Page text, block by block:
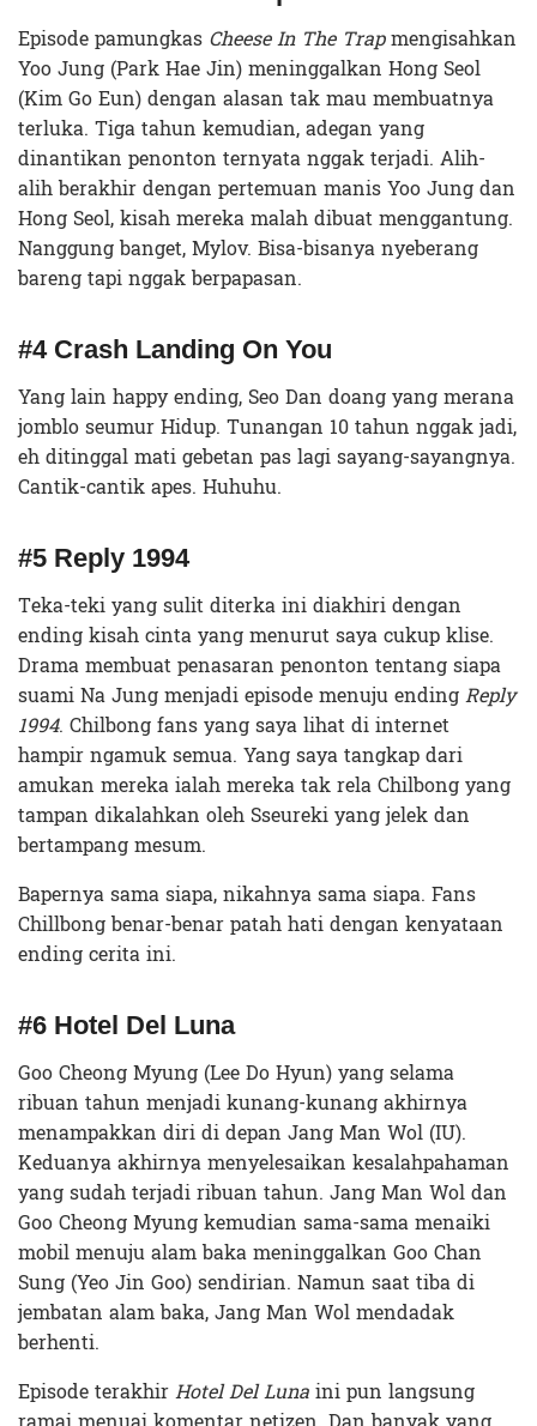
Episode pamungkas Cheese In The Trapmengisahkan
Yoo Jung (Park Hae Jin) meninggalkan Hong Seol
(Kim Go Eun) dengan alasan tak mau membuatnya
terluka. Tiga tahun kemudian, adegan yang
dinantikan penonton ternyata nggak terjadi. Alih-
alih berakhir dengan pertemuan manis Yoo Jung dan
Hong Seol, kisah mereka malah dibuat menggantung.
Nanggung banget, Mylov. Bisa-bisanya nyeberang
bareng tapi nggak berpapasan.
#4 Crash Landing On You
Yang lain happy ending, Seo Dan doang yang merana
jomblo seumur Hidup. Tunangan 10 tahun nggak jadi,
eh ditinggal mati gebetan pas lagi sayang-sayangnya.
Cantik-cantik apes. Huhuhu.
#5 Reply 1994
Teka-teki yang sulit diterka ini diakhiri dengan
ending kisah cinta yang menurut saya cukup klise.
Drama membuat penasaran penonton tentang siapa
suami Na Jung menjadi episode menuju endingReply
1994. Chilbong fans yang saya lihat di internet
hampir ngamuk semua. Yang saya tangkap dari
amukan mereka ialah mereka tak rela Chilbong yang
tampan dikalahkan oleh Sseureki yang jelek dan
bertampang mesum.
Bapernya sama siapa, nikahnya sama siapa. Fans
Chillbong benar-benar patah hati dengan kenyataan
ending cerita ini.
#6 Hotel Del Luna
Goo Cheong Myung (Lee Do Hyun) yang selama
ribuan tahun menjadi kunang-kunang akhirnya
menampakkan diri di depan Jang Man Wol (IU).
Keduanya akhirnya menyelesaikan kesalahpahaman
yang sudah terjadi ribuan tahun. Jang Man Wol dan
Goo Cheong Myung kemudian sama-sama menaiki
mobil menuju alam baka meninggalkan Goo Chan
Sung (Yeo Jin Goo) sendirian. Namun saat tiba di
jembatan alam baka, Jang Man Wol mendadak
berhenti.
Episode terakhirHotel Del Lunaini pun langsung